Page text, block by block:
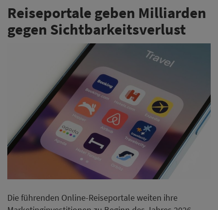
Reiseportale geben Milliarden
gegen Sichtbarkeitsverlust
Die führenden Online-Reiseportale weiten ihre